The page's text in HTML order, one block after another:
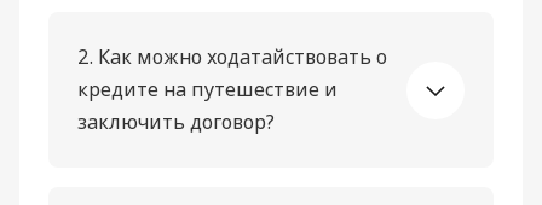
2. Как можно ходатайствовать о
кредите на путешествие и
заключить договор?